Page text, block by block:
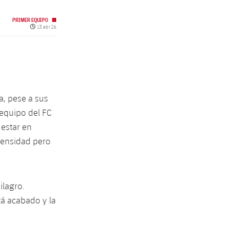
PRIMER EQUIPO
Fecha de publicación
13 abr 26
pese a sus
del FC
en
pero
acabado y la